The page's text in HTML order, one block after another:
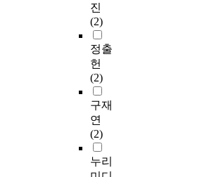
진
(2)
정출
헌
(2)
구재
연
(2)
누리